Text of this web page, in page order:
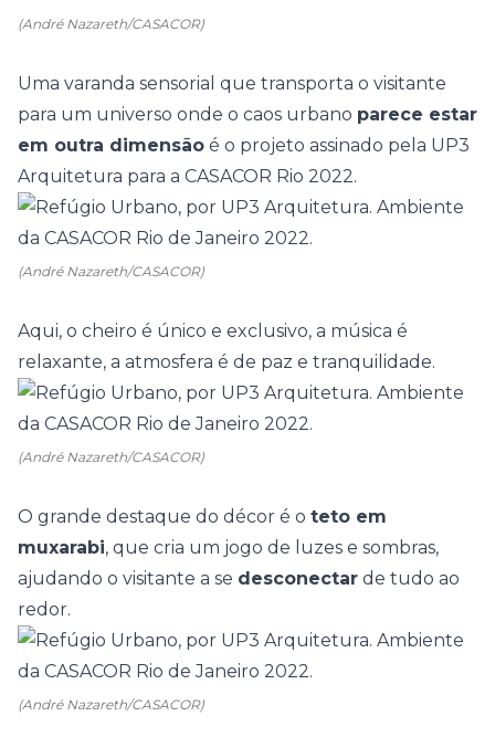
(André Nazareth/CASACOR)
Uma varanda sensorial que transporta o visitante
para um universo onde o caos urbano parece estar
em outra dimensão é o projeto assinado pela UP3
Arquitetura para a CASACOR Rio 2022.
(André Nazareth/CASACOR)
Aqui, o cheiro é único e exclusivo, a música é
relaxante, a atmosfera é de paz e tranquilidade.
(André Nazareth/CASACOR)
O grande destaque do décor é o teto em
muxarabi, que cria um jogo de luzes e sombras,
ajudando o visitante a se desconectar de tudo ao
redor.
(André Nazareth/CASACOR)